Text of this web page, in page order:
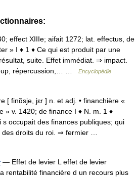
effect XIIIe; aifait 1272; lat. effectus, de
» I ♦ 1 ♦ Ce qui est produit par une
suite. Effet immédiat. ⇒ impact.
répercussion,… …
Encyclopédie
[ finɑ̃sje, jɛr ] n. et adj. • financhière «
» v. 1420; de finance I ♦ N. m. 1 ♦
s occupait des finances publiques; qui
des droits du roi. ⇒ fermier …
— Effet de levier L effet de levier
rentabilité financière d un recours plus